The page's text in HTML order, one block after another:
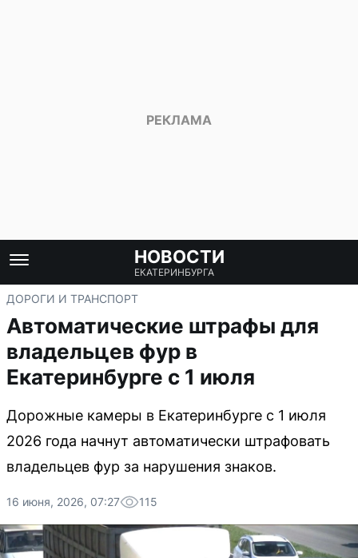
НОВОСТИ
ЕКАТЕРИНБУРГА
ДОРОГИ И ТРАНСПОРТ
Автоматические штрафы для
владельцев фур в
Екатеринбурге с 1 июля
Дорожные камеры в Екатеринбурге с 1 июля
2026 года начнут автоматически штрафовать
владельцев фур за нарушения знаков.
16 июня, 2026, 07:27 115